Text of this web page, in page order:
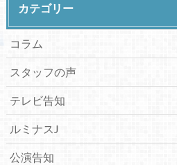
カテゴリー
コラム
スタッフの声
テレビ告知
ルミナスJ
公演告知